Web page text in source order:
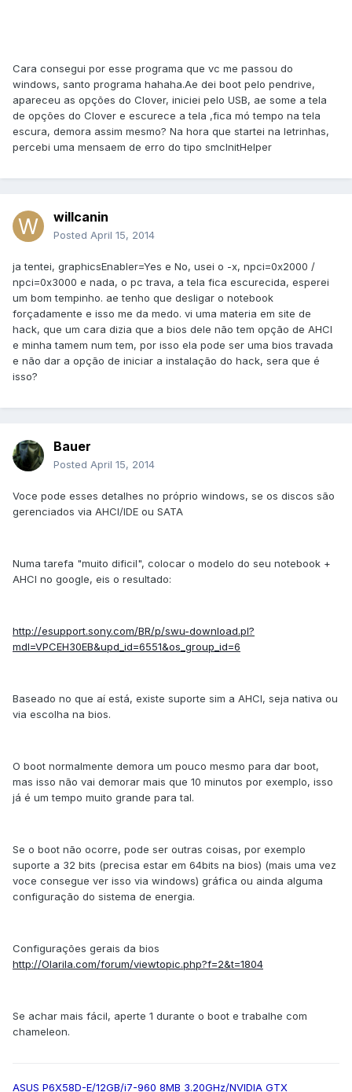
Cara consegui por esse programa que vc me passou do
windows, santo programa hahaha.Ae dei boot pelo pendrive,
apareceu as opções do Clover, iniciei pelo USB, ae some a tela
de opções do Clover e escurece a tela ,fica mó tempo na tela
escura, demora assim mesmo? Na hora que startei na letrinhas,
percebi uma mensaem de erro do tipo smcInitHelper
willcanin
Posted April 15, 2014
ja tentei, graphicsEnabler=Yes e No, usei o -x, npci=0x2000 /
npci=0x3000 e nada, o pc trava, a tela fica escurecida, esperei
um bom tempinho. ae tenho que desligar o notebook
forçadamente e isso me da medo. vi uma materia em site de
hack, que um cara dizia que a bios dele não tem opção de AHCI
e minha tamem num tem, por isso ela pode ser uma bios travada
e não dar a opção de iniciar a instalação do hack, sera que é
isso?
Bauer
Posted April 15, 2014
Voce pode esses detalhes no próprio windows, se os discos são
gerenciados via AHCI/IDE ou SATA
Numa tarefa "muito dificil", colocar o modelo do seu notebook +
AHCI no google, eis o resultado:
http://esupport.sony.com/BR/p/swu-download.pl?
mdl=VPCEH30EB&upd_id=6551&os_group_id=6
Baseado no que aí está, existe suporte sim a AHCI, seja nativa ou
via escolha na bios.
O boot normalmente demora um pouco mesmo para dar boot,
mas isso não vai demorar mais que 10 minutos por exemplo, isso
já é um tempo muito grande para tal.
Se o boot não ocorre, pode ser outras coisas, por exemplo
suporte a 32 bits (precisa estar em 64bits na bios) (mais uma vez
voce consegue ver isso via windows) gráfica ou ainda alguma
configuração do sistema de energia.
Configurações gerais da bios
http://Olarila.com/forum/viewtopic.php?f=2&t=1804
Se achar mais fácil, aperte 1 durante o boot e trabalhe com
chameleon.
ASUS P6X58D-E/12GB/i7-960 8MB 3.20GHz/NVIDIA GTX